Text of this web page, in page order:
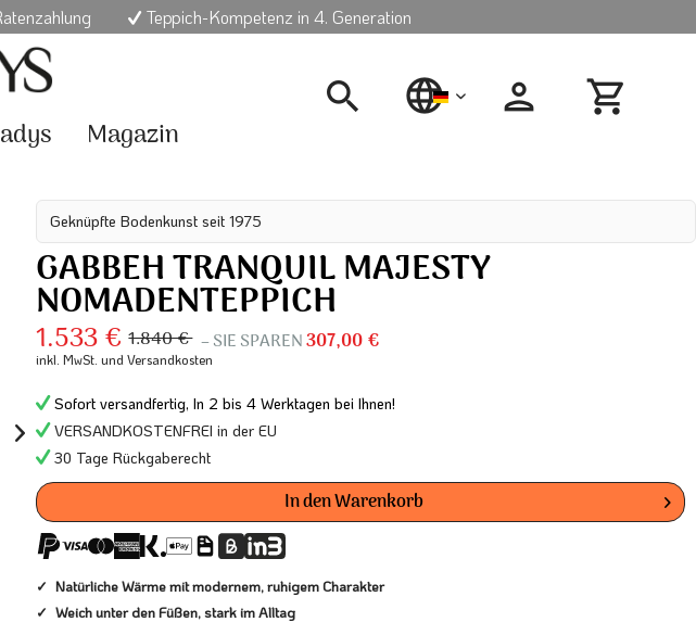
Teppich-Kompetenz in 4. Generation
deutsch
Magazin
Geknüpfte Bodenkunst seit 1975
GABBEH TRANQUIL MAJESTY
NOMADENTEPPICH
1.533 € 1.840 € – SIE SPAREN307,00 €
inkl. MwSt. und Versandkosten
Sofort versandfertig, In 2 bis 4 Werktagen bei Ihnen!
VERSANDKOSTENFREI in der EU
30 Tage Rückgaberecht
In denWarenkorb
Natürliche Wärme mit modernem, ruhigem Charakter
Weich unter den Füßen, stark im Alltag